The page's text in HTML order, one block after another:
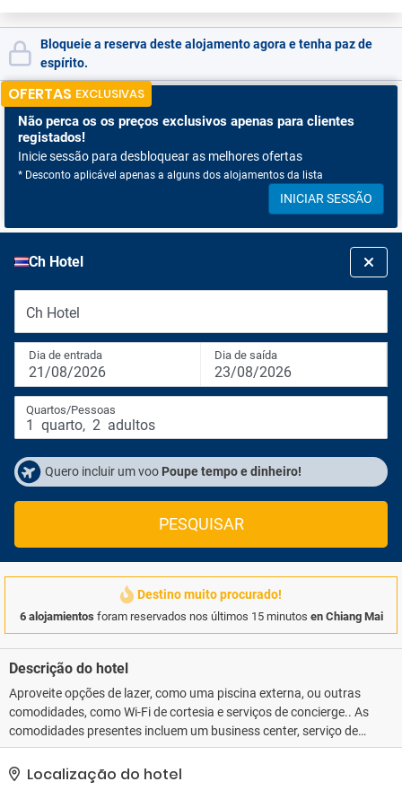
Bloqueie a reserva deste alojamento agora e tenha paz de
espírito.
OFERTAS EXCLUSIVAS
Não perca os os preços exclusivos apenas para clientes
registados!
Inicie sessão para desbloquear as melhores ofertas
* Desconto aplicável apenas a alguns dos alojamentos da lista
INICIAR SESSÃO
Ch Hotel
Ch Hotel
Dia de entrada
21/08/2026
Dia de saída
23/08/2026
Quartos/Pessoas
1 quarto, 2 adultos
Quero incluir um voo Poupe tempo e dinheiro!
PESQUISAR
Destino muito procurado!
6 alojamientos foram reservados nos últimos 15 minutos en Chiang Mai
Descrição do hotel
Aproveite opções de lazer, como uma piscina externa, ou outras
comodidades, como Wi-Fi de cortesia e serviços de concierge.. As
comodidades presentes incluem um business center, serviço de
lavanderia e lavagem a seco e balcão de recepção 24 horas.
Mediante uma sobretaxa, há serviço de traslado de/para o
aeroporto (disponível 24 horas) e estacionamento grátis sem
Localização do hotel